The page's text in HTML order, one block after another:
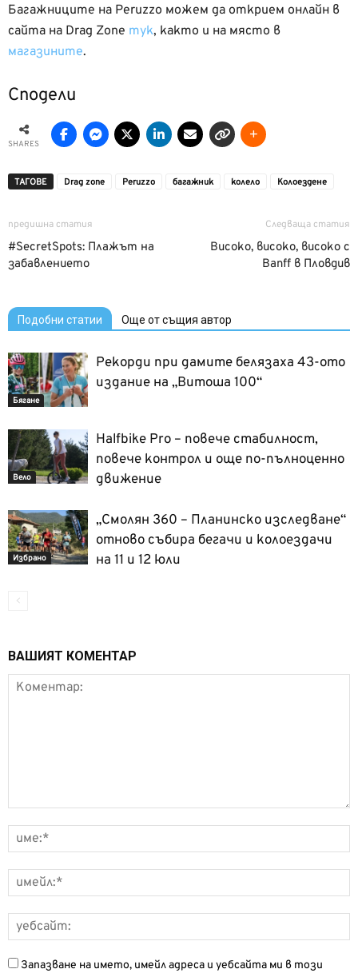
Багажниците на Peruzzo можем да открием онлайн в
сайта на Drag Zone тук, както и на място в
магазините.
Сподели
SHARES
ТАГОВЕ Drag zone Peruzzo багажник колело Колоездене
предишна статия
#SecretSpots: Плажът на
забавлението
Следваща статия
Високо, високо, високо с
Banff в Пловдив
Подобни статии Още от същия автор
Бягане
Рекорди при дамите белязаха 43-ото
издание на „Витоша 100“
Вело
Halfbike Pro – повече стабилност,
повече контрол и още по-пълноценно
движение
Избрано
„Смолян 360 – Планинско изследване“
отново събира бегачи и колоездачи
на 11 и 12 юли
ВАШИЯТ КОМЕНТАР
Запазване на името, имейл адреса и уебсайта ми в този